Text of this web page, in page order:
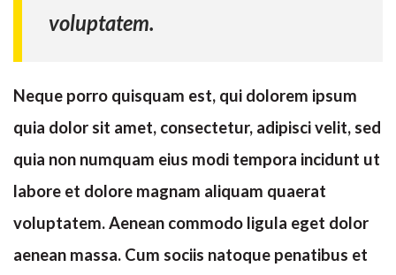
Nom de votre équipement*
êtes
humain,
ne
remplissez
pas
ce
champ.
voluptatem.
Neque porro quisquam est, qui dolorem ipsum
quia dolor sit amet, consectetur, adipisci velit, sed
quia non numquam eius modi tempora incidunt ut
labore et dolore magnam aliquam quaerat
voluptatem. Aenean commodo ligula eget dolor
aenean massa. Cum sociis natoque penatibus et